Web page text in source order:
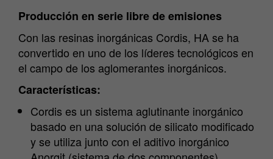
Producción en serie libre de emisiones
Con las resinas inorgánicas Cordis, HA se ha
convertido en uno de los líderes tecnológicos en
el campo de los aglomerantes inorgánicos.
Características:
Cordis es un sistema aglutinante inorgánico
basado en una solución de silicato modificado
y se utiliza junto con el aditivo inorgánico